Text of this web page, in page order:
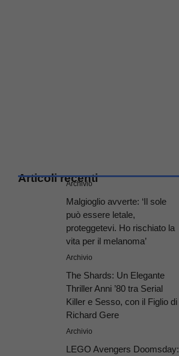
Articoli recenti
Archivio
Malgioglio avverte: ‘Il sole
può essere letale,
proteggetevi. Ho rischiato la
vita per il melanoma’
Archivio
The Shards: Un Elegante
Thriller Anni ’80 tra Serial
Killer e Sesso, con il Figlio di
Richard Gere
Archivio
LEGO Avengers Doomsday: